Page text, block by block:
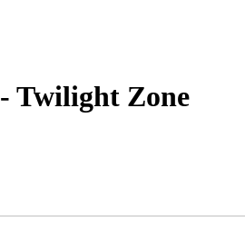
- Twilight Zone